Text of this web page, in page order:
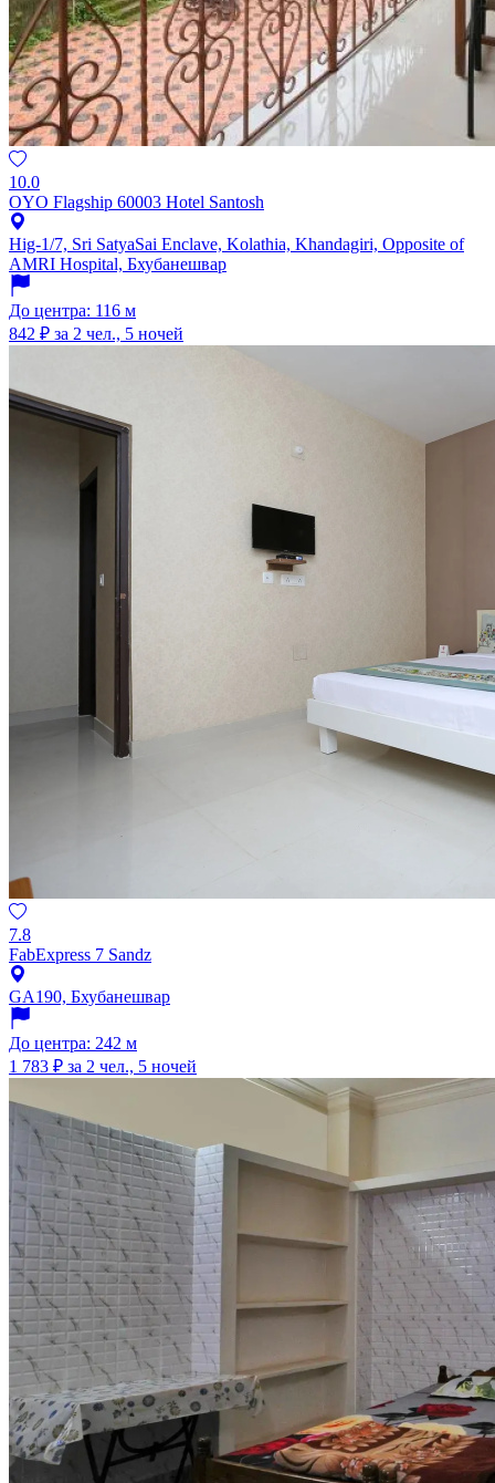
10.0
OYO Flagship 60003 Hotel Santosh
Hig-1/7, Sri SatyaSai Enclave, Kolathia, Khandagiri, Opposite of
AMRI Hospital, Бхубанешвар
До центра: 116 м
842 ₽ за 2 чел., 5 ночей
7.8
FabExpress 7 Sandz
GA190, Бхубанешвар
До центра: 242 м
1 783 ₽ за 2 чел., 5 ночей